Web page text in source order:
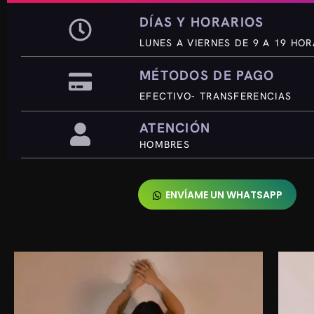
DÍAS Y HORARIOS
LUNES A VIERNES DE 9 A 19
MÉTODOS DE PAGO
EFECTIVO- TRANSFERENCIAS
ATENCIÓN
HOMBRES
ENVÍAME UN WHATSAPP